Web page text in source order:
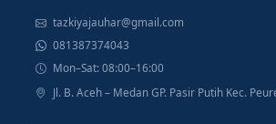
tazkiyajauhar@gmail.com
081387374043
Mon–Sat: 08:00–16:00
Jl. B. Aceh – Medan GP. Pasir Putih Kec.